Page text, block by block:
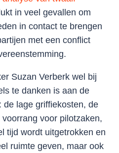
in veel gevallen om
in contact te brengen
met een conflict
Suzan Verberk wel bij
te danken is aan de
de lage griffiekosten, de
voor pilotzaken,
tijd wordt uitgetrokken en
ruimte geven, maar ook